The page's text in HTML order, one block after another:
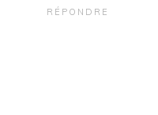
RÉPONDRE